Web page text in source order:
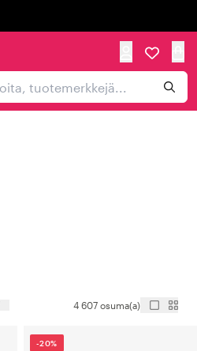
4 607 osuma(a)
-20%